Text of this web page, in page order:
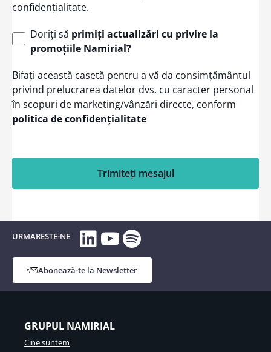
confidențialitate.
Doriți să primiți actualizări cu privire la
promoțiile Namirial?
Bifați această casetă pentru a vă da consimțământul
privind prelucrarea datelor dvs. cu caracter personal
în scopuri de marketing/vânzări directe, conform
politica de confidențialitate
Trimiteți mesajul
URMARESTE-NE LinkedIn
YouTube
Spotify
Abonează-te la Newsletter
GRUPUL NAMIRIAL
Cine suntem